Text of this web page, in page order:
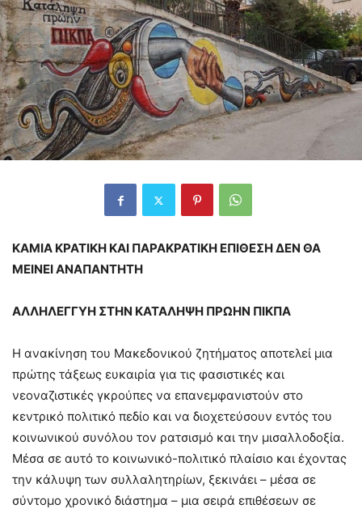
ΚΑΜΙΑ ΚΡΑΤΙΚΗ ΚΑΙ ΠΑΡΑΚΡΑΤΙΚΗ ΕΠΙΘΕΣΗ ΔΕΝ ΘΑ
ΜΕΙΝΕΙ ΑΝΑΠΑΝΤΗΤΗ
ΑΛΛΗΛΕΓΓΥΗ ΣΤΗΝ ΚΑΤΑΛΗΨΗ ΠΡΩΗΝ ΠΙΚΠΑ
Η ανακίνηση του Μακεδονικού ζητήματος αποτελεί μια
πρώτης τάξεως ευκαιρία για τις φασιστικές και
νεοναζιστικές γκρούπες να επανεμφανιστούν στο
κεντρικό πολιτικό πεδίο και να διοχετεύσουν εντός του
κοινωνικού συνόλου τον ρατσισμό και την μισαλλοδοξία.
Μέσα σε αυτό το κοινωνικό-πολιτικό πλαίσιο και έχοντας
την κάλυψη των συλλαλητηρίων, ξεκινάει – μέσα σε
σύντομο χρονικό διάστημα – μια σειρά επιθέσεων σε